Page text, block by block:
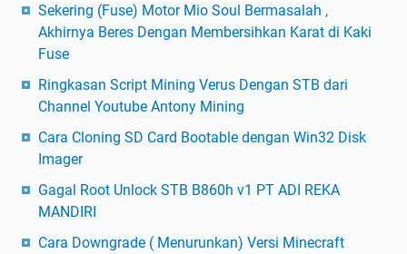
Sekering (Fuse) Motor Mio Soul Bermasalah ,
Akhirnya Beres Dengan Membersihkan Karat di Kaki
Fuse
Ringkasan Script Mining Verus Dengan STB dari
Channel Youtube Antony Mining
Cara Cloning SD Card Bootable dengan Win32 Disk
Imager
Gagal Root Unlock STB B860h v1 PT ADI REKA
MANDIRI
Cara Downgrade ( Menurunkan) Versi Minecraft